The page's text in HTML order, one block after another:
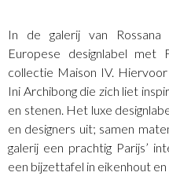
In de galerij van
Europese designlabel
collectie Maison IV.
Ini Archibong die zich liet
en stenen. Het luxe
en designers uit; samen
galerij een prachtig Parijs’
een bijzettafel in eikenhout en